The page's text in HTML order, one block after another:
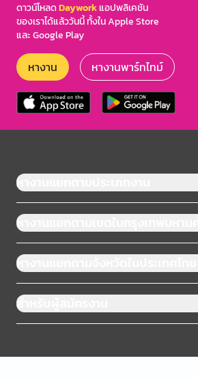
ดาวน์โหลดDayworkแอปพลิเคชัน
ของเราได้แล้ววันนี้ ทั้งใน Apple Store
และ Google Play
หางาน หางานพาร์ทไทม์
หางานแยกตามประเภทงาน
หางานแยกตามเขตในกรุงเทพมหานคร
หางานแยกตามจังหวัดในประเทศไทย
สำหรับผู้สมัครงาน